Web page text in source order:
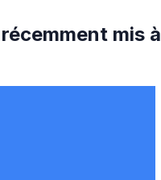
récemment mis à